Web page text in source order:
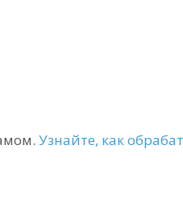
Узнайте, как